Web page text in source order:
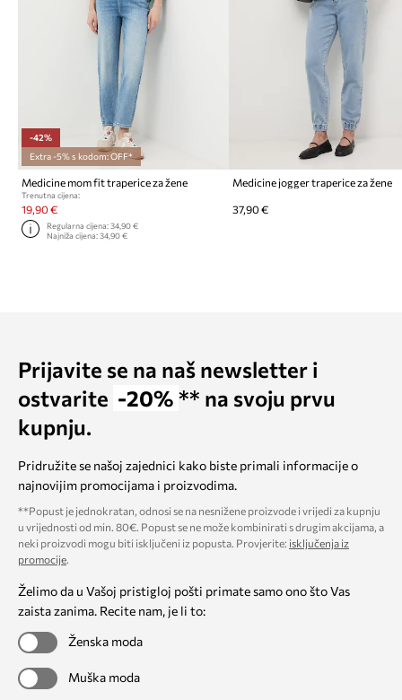
-42%
Extra -5% s kodom: OFF*
Medicine mom fit traperice za žene
Trenutna cijena:
19,90 €
Regularna cijena:34,90 €
Najniža cijena:34,90 €
Medicine jogger traperice za žene
37,90 €
Prijavite se na naš newsletter i
ostvarite -20% ** na svoju prvu
kupnju.
Pridružite se našoj zajednici kako biste primali informacije o
najnovijim promocijama i proizvodima.
**Popust je jednokratan, odnosi se na nesnižene proizvode i vrijedi za kupnju
u vrijednosti od min. 80€. Popust se ne može kombinirati s drugim akcijama, a
neki proizvodi mogu biti isključeni iz popusta. Provjerite: isključenja iz
promocije.
Želimo da u Vašoj pristigloj pošti primate samo ono što Vas
zaista zanima. Recite nam, je li to:
Ženska moda
Muška moda